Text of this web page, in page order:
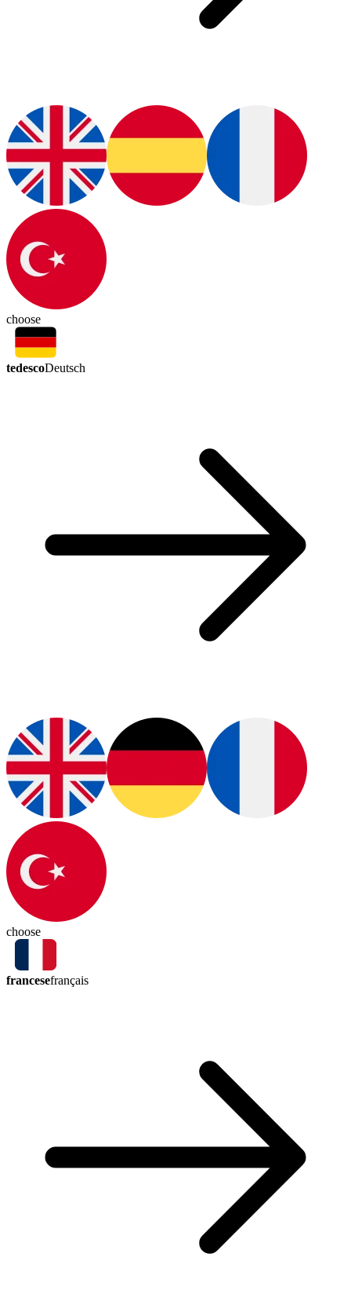
choose
tedescoDeutsch
choose
francesefrançais